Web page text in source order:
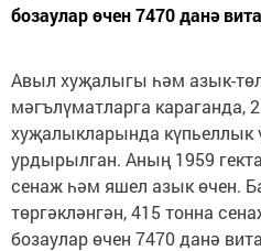
бозаулар өчен 7470 данә
Авыл хуҗалыгы һәм азык-
мәгълүматларга караганда,
хуҗалыкларында күпьеллык
урдырылган. Аның 1959
сенаж һәм яшел азык өчен.
төргәкләнгән, 415 тонна
бозаулар өчен 7470 данә